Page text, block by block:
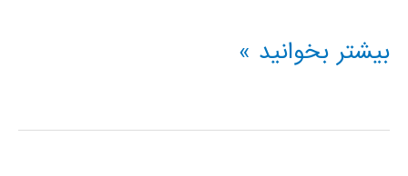
سيستم
فازی
بیشتر بخوانید »